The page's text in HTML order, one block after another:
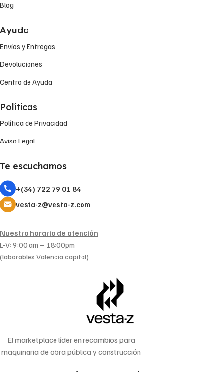
Blog
Ayuda
Envíos y Entregas
Devoluciones
Centro de Ayuda
Políticas
Política de Privacidad
Aviso Legal
Te escuchamos
+(34) 722 79 01 84
vesta-z@vesta-z.com
Nuestro horario de atención
L-V: 9:00 am – 18:00pm
(laborables Valencia capital)
El marketplace líder en recambios para
maquinaria de obra pública y construcción